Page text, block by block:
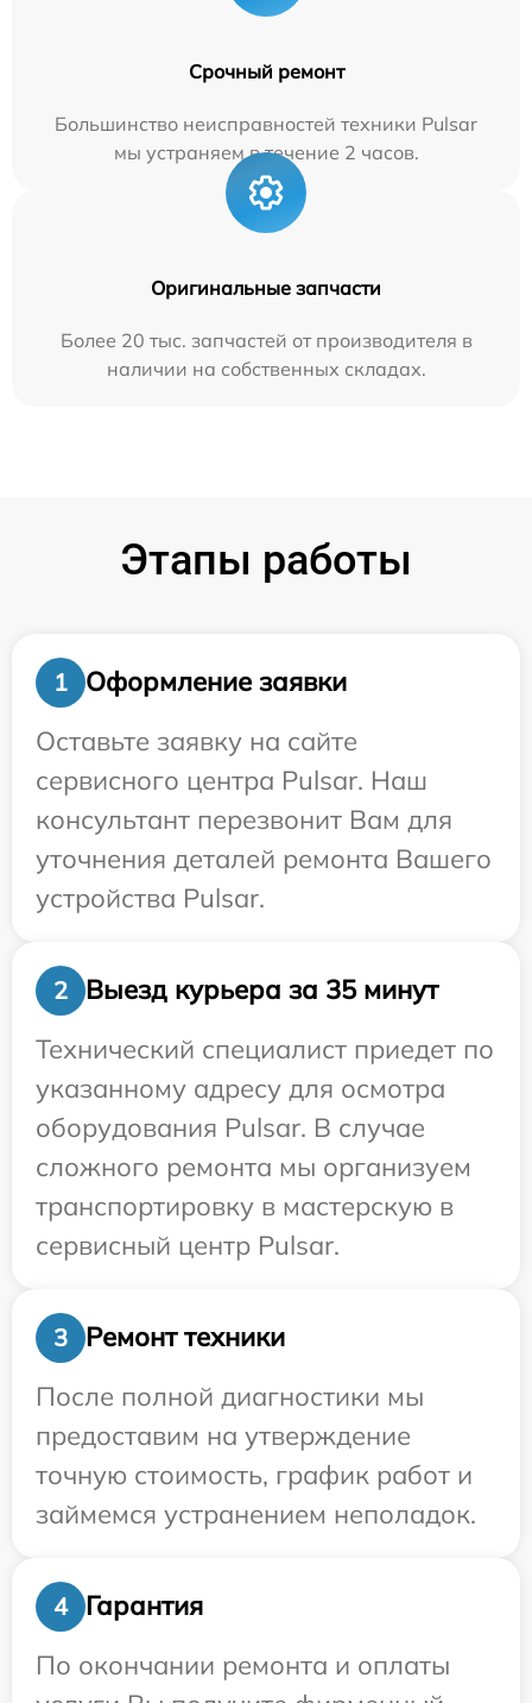
Срочный ремонт
Большинство неисправностей техники Pulsar
мы устраняем в течение 2 часов.
Оригинальные запчасти
Более 20 тыс. запчастей от производителя в
наличии на собственных складах.
Этапы работы
1
Оформление заявки
Оставьте заявку на сайте
сервисного центра Pulsar. Наш
консультант перезвонит Вам для
уточнения деталей ремонта Вашего
устройства Pulsar.
2
Выезд курьера за 35 минут
Технический специалист приедет по
указанному адресу для осмотра
оборудования Pulsar. В случае
сложного ремонта мы организуем
транспортировку в мастерскую в
сервисный центр Pulsar.
3
Ремонт техники
После полной диагностики мы
предоставим на утверждение
точную стоимость, график работ и
займемся устранением неполадок.
4
Гарантия
По окончании ремонта и оплаты